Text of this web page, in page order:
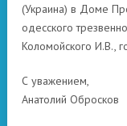
(Украина) в Доме
одесского
Коломойского И.В.,
С уважением,
Анатолий Обросков